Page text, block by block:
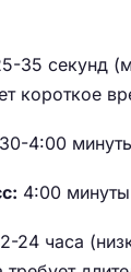
35 секунд
короткое
4:00
4:00 минуты
24 часа